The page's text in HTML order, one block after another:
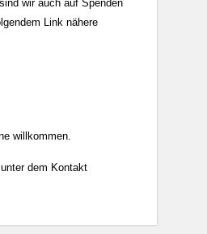
wir auch auf Spenden
Link nähere
willkommen.
dem Kontakt